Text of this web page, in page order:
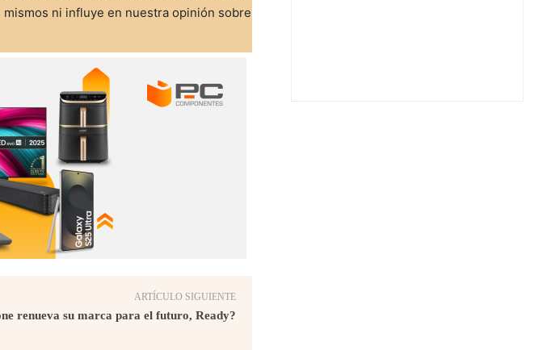
ni influye en nuestra opinión sobre
ARTÍCULO SIGUIENTE
renueva su marca para el futuro, Ready?